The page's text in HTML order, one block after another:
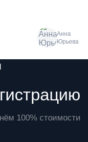
Анна
Юрьева
100% стоимости